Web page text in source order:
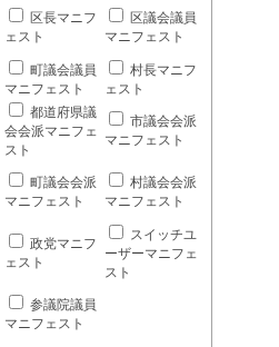
区長マニフ
ェスト
区議会議員
マニフェスト
町議会議員
マニフェスト
村長マニフ
ェスト
都道府県議
会会派マニフェ
スト
市議会会派
マニフェスト
町議会会派
マニフェスト
村議会会派
マニフェスト
政党マニフ
ェスト
スイッチユ
ーザーマニフェ
スト
参議院議員
マニフェスト